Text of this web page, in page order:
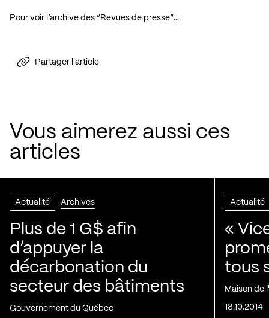
Pour voir l’archive des “Revues de presse”…
Partager l'article
Vous aimerez aussi ces
articles
Actualité Archives
Plus de 1 G$ afin
d’appuyer la
décarbonation du
secteur des bâtiments
Gouvernement du Québec
Actualité
«
tous
Maison de
18.10.2014